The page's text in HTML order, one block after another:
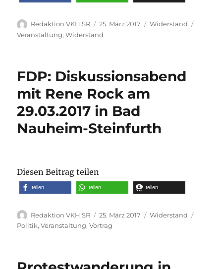
Autor
Redaktion VKH SR
Veröffentlicht
am
25. März 2017 Kategorien
Widerstand
Veranstaltung,Widerstand
FDP: Diskussionsabend
mit Rene Rock am
29.03.2017 in Bad
Nauheim-Steinfurth
Diesen Beitrag teilen
teilen teilen teilen
Autor
Redaktion VKH SR
Veröffentlicht
am
25. März 2017 Kategorien
Widerstand
Politik,Veranstaltung,Vortrag